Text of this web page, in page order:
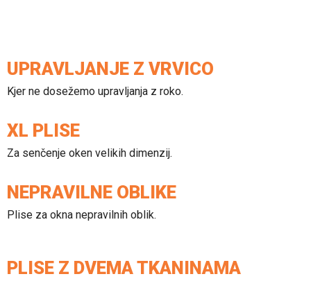
UPRAVLJANJE Z VRVICO
Kjer ne dosežemo upravljanja z roko.
XL PLISE
Za senčenje oken velikih dimenzij.
NEPRAVILNE OBLIKE
Plise za okna nepravilnih oblik.
PLISE Z DVEMA TKANINAMA
Kontakt
T:040-880-910
sencilazgd@gmail.com